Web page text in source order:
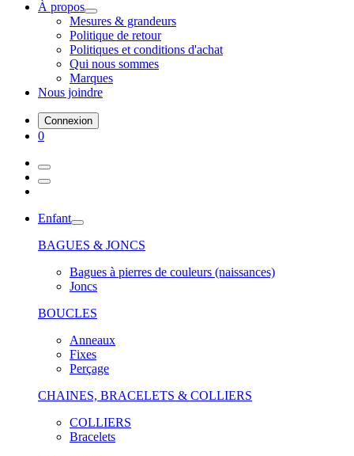
À propos
Mesures & grandeurs
Politique de retour
Politiques et conditions d'achat
Qui nous sommes
Marques
Nous joindre
Connexion
0
Enfant
BAGUES & JONCS
Bagues à pierres de couleurs (naissances)
Joncs
BOUCLES
Anneaux
Fixes
Perçage
CHAINES, BRACELETS & COLLIERS
COLLIERS
Bracelets